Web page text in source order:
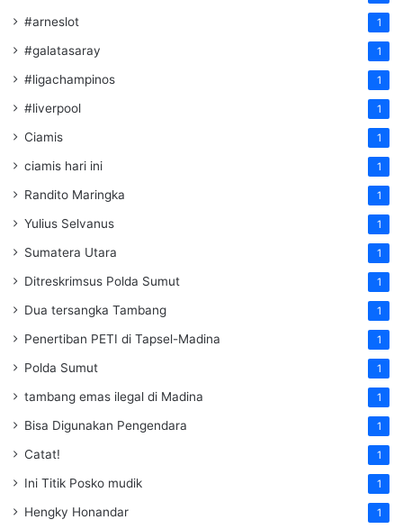
#arneslot 1
#galatasaray 1
#ligachampinos 1
#liverpool 1
Ciamis 1
ciamis hari ini 1
Randito Maringka 1
Yulius Selvanus 1
Sumatera Utara 1
Ditreskrimsus Polda Sumut 1
Dua tersangka Tambang 1
Penertiban PETI di Tapsel-Madina 1
Polda Sumut 1
tambang emas ilegal di Madina 1
Bisa Digunakan Pengendara 1
Catat! 1
Ini Titik Posko mudik 1
Hengky Honandar 1